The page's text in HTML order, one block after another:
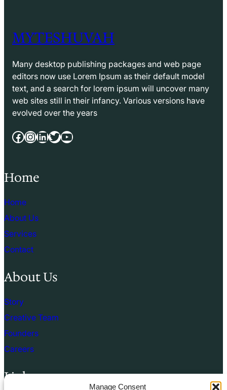
Manage Consent
MYTESHUVAH
Many desktop publishing packages and web page
editors now use Lorem Ipsum as their default model
text, and a search for lorem ipsum will uncover many
web sites still in their infancy. Various versions have
evolved over the years
Facebook InstagramLinkedIn Twitter YouTube
Home
Home
About Us
Services
Contact
About Us
Story
Creative Team
Founders
Careers
Links